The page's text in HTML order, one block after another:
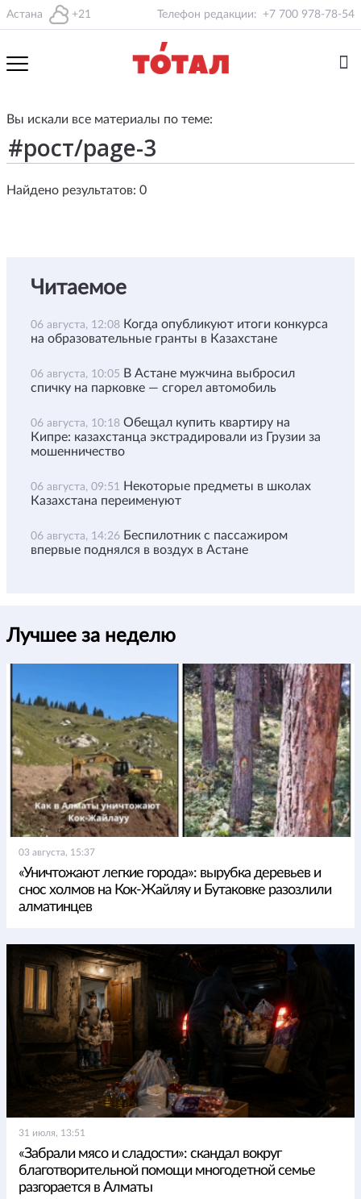
Астана +21 Телефон редакции: +7 700 978-78-54
Вы искали все материалы по теме:
Найдено результатов: 0
Читаемое
06 августа, 12:08 Когда опубликуют итоги конкурса
на образовательные гранты в Казахстане
06 августа, 10:05 В Астане мужчина выбросил
спичку на парковке — сгорел автомобиль
06 августа, 10:18 Обещал купить квартиру на
Кипре: казахстанца экстрадировали из Грузии за
мошенничество
06 августа, 09:51 Некоторые предметы в школах
Казахстана переименуют
06 августа, 14:26 Беспилотник с пассажиром
впервые поднялся в воздух в Астане
Лучшее за неделю
03 августа, 15:37
«Уничтожают легкие города»: вырубка деревьев и
снос холмов на Кок-Жайляу и Бутаковке разозлили
алматинцев
31 июля, 13:51
«Забрали мясо и сладости»: скандал вокруг
благотворительной помощи многодетной семье
разгорается в Алматы